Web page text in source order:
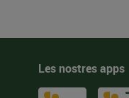
Les nostres apps